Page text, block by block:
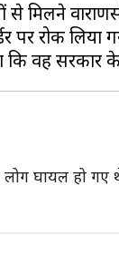
से मिलने
पर रोक लिया
घायल हो